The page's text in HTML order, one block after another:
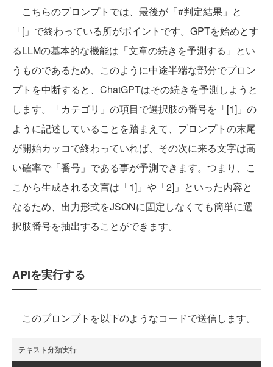
こちらのプロンプトでは、最後が「#判定結果」と
「[」で終わっている所がポイントです。GPTを始めとす
るLLMの基本的な機能は「文章の続きを予測する」とい
うものであるため、このように中途半端な部分でプロン
プトを中断すると、ChatGPTはその続きを予測しようと
します。「カテゴリ」の項目で選択肢の番号を「[1]」の
ように記述していることを踏まえて、プロンプトの末尾
が開始カッコで終わっていれば、その次に来る文字は高
い確率で「番号」である事が予測できます。つまり、こ
こから生成される文言は「1]」や「2]」といった内容と
なるため、出力形式をJSONに固定しなくても簡単に選
択肢番号を抽出することができます。
APIを実行する
このプロンプトを以下のようなコードで送信します。
テキスト分類実行